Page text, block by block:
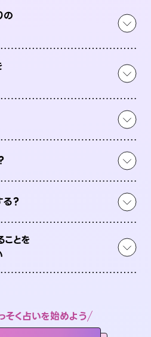
の
？
とを
そく占いを始めよう